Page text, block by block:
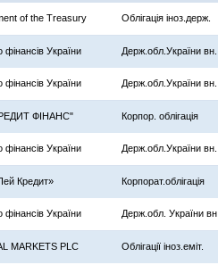
of the Treasury Облігація іноз.держ.
фінансів України Держ.обл.України вн.
фінансів України Держ.обл.України вн.
ФІНАНС" Корпор. облігація
фінансів України Держ.обл.України вн.
Кредит» Корпорат.облігація
фінансів України Держ.обл. України вн
MARKETS PLC Облігації іноз.еміт.